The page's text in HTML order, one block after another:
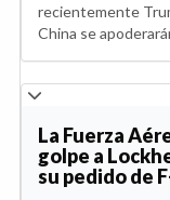
recientemente
China se
La Fuerza
golpe a
su pedido de